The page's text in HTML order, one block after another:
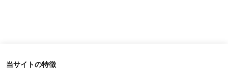
当サイトの特徴